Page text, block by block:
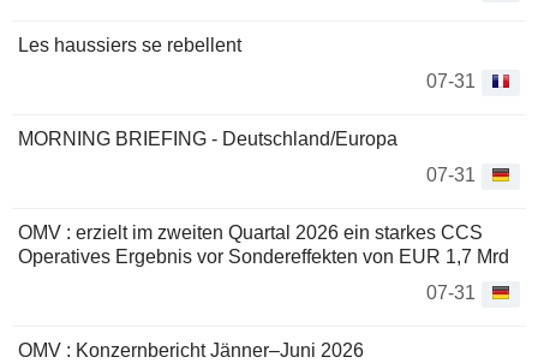
Les haussiers se rebellent
07-31
MORNING BRIEFING - Deutschland/Europa
07-31
OMV : erzielt im zweiten Quartal 2026 ein starkes CCS
Operatives Ergebnis vor Sondereffekten von EUR 1,7 Mrd
07-31
OMV : Konzernbericht Jänner–Juni 2026